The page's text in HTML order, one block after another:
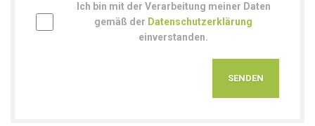
Ich bin mit der Verarbeitung meiner Daten
gemäß der Datenschutzerklärung
einverstanden.